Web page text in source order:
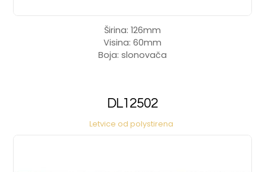
Širina: 126mm
Visina: 60mm
Boja: slonovača
DL12502
Letvice od polystirena